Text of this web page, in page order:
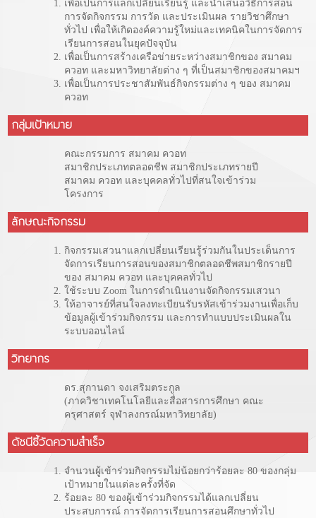
เพื่อเป็นการแลกเปลี่ยนเรียนรู้ และนำเสนอวิธีการสอน
การจัดกิจกรรม การวัด และประเมินผล รายวิชาศึกษา
ทั่วไป เพื่อให้เกิดองค์ความรู้ใหม่และเทคนิคในการจัดการ
เรียนการสอนในยุคปัจจุบัน
เพื่อเป็นการสร้างเครือข่ายระหว่างสมาชิกของ สมาคม
ควอท และมหาวิทยาลัยต่าง ๆ ที่เป็นสมาชิกของสมาคมฯ
เพื่อเป็นการประชาสัมพันธ์กิจกรรมต่าง ๆ ของ สมาคม
ควอท
กลุ่มเป้าหมาย
คณะกรรมการ สมาคม ควอท
สมาชิกประเภทตลอดชีพ สมาชิกประเภทรายปี
สมาคม ควอท และบุคคลทั่วไปที่สนใจเข้าร่วม
โครงการ
ลักษณะกิจกรรม
กิจกรรมเสวนาแลกเปลี่ยนเรียนรู้ร่วมกันในประเด็นการ
จัดการเรียนการสอนของสมาชิกตลอดชีพสมาชิกรายปี
ของ สมาคม ควอท และบุคคลทั่วไป
ใช้ระบบ Zoom ในการดำเนินงานจัดกิจกรรมเสวนา
ให้อาจารย์ที่สนใจลงทะเบียนรับรหัสเข้าร่วมงานเพื่อเก็บ
ข้อมูลผู้เข้าร่วมกิจกรรม และการทำแบบประเมินผลใน
ระบบออนไลน์
วิทยากร
ดร.สุกานดา จงเสริมตระกูล
(ภาควิชาเทคโนโลยีและสื่อสารการศึกษา คณะ
ครุศาสตร์ จุฬาลงกรณ์มหาวิทยาลัย)
ดัชนีชี้วัดความสำเร็จ
จำนวนผู้เข้าร่วมกิจกรรมไม่น้อยกว่าร้อยละ 80 ของกลุ่ม
เป้าหมายในแต่ละครั้งที่จัด
ร้อยละ 80 ของผู้เข้าร่วมกิจกรรมได้แลกเปลี่ยน
ประสบการณ์ การจัดการเรียนการสอนศึกษาทั่วไป